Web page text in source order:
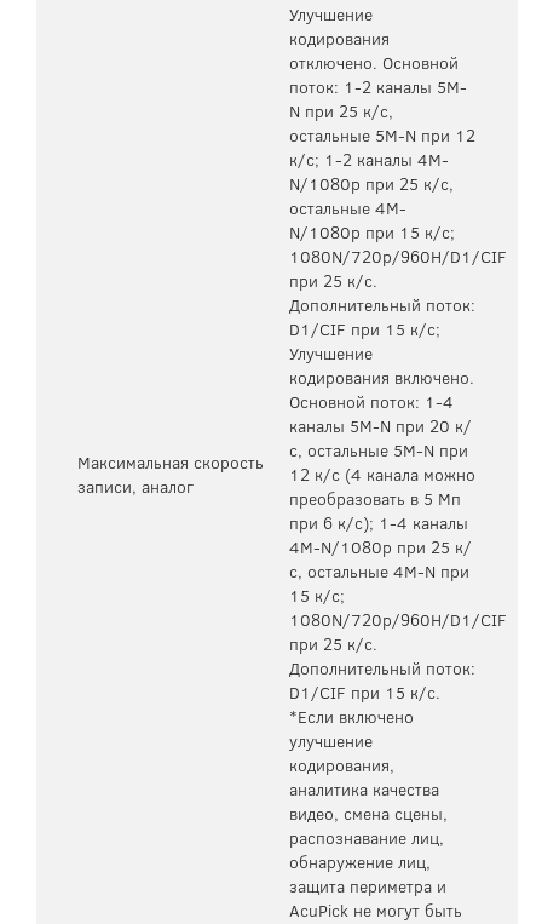
Максимальная скорость
записи, аналог
Улучшение
кодирования
отключено. Основной
поток: 1-2 каналы 5M-
N при 25 к/с,
остальные 5M-N при 12
к/с; 1-2 каналы 4M-
N/1080p при 25 к/с,
остальные 4M-
N/1080p при 15 к/с;
1080N/720p/960H/D1/CIF
при 25 к/с.
Дополнительный поток:
D1/CIF при 15 к/с;
Улучшение
кодирования включено.
Основной поток: 1-4
каналы 5M-N при 20 к/
с, остальные 5M-N при
12 к/с (4 канала можно
преобразовать в 5 Мп
при 6 к/с); 1-4 каналы
4M-N/1080p при 25 к/
с, остальные 4M-N при
15 к/с;
1080N/720p/960H/D1/CIF
при 25 к/с.
Дополнительный поток:
D1/CIF при 15 к/с.
*Если включено
улучшение
кодирования,
аналитика качества
видео, смена сцены,
распознавание лиц,
обнаружение лиц,
защита периметра и
AcuPick не могут быть